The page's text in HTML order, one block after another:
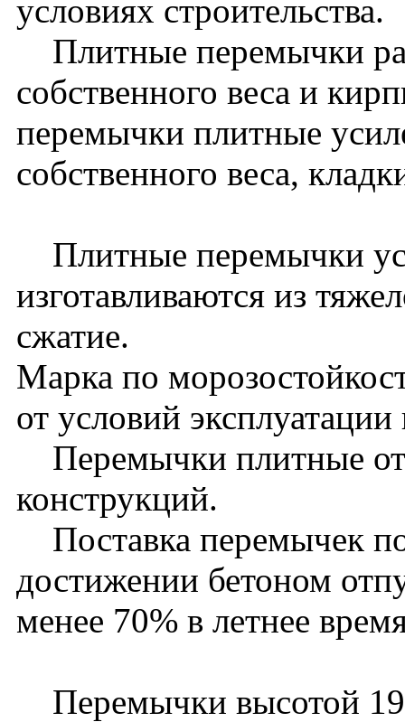
условиях строительства.
Плитные перемычки
собственного веса и
перемычки плитные
собственного веса,
Плитные перемычки
изготавливаются из
сжатие.
Марка по
от условий
Перемычки плитные
конструкций.
Поставка перемычек
достижении бетоном
менее 70% в летнее
Перемычки высотой